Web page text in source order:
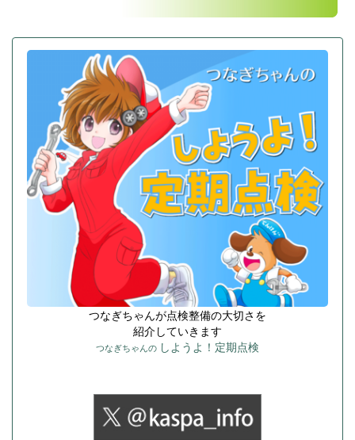
つなぎちゃんが点検整備の大切さを
紹介していきます
つなぎちゃんの しようよ！定期点検